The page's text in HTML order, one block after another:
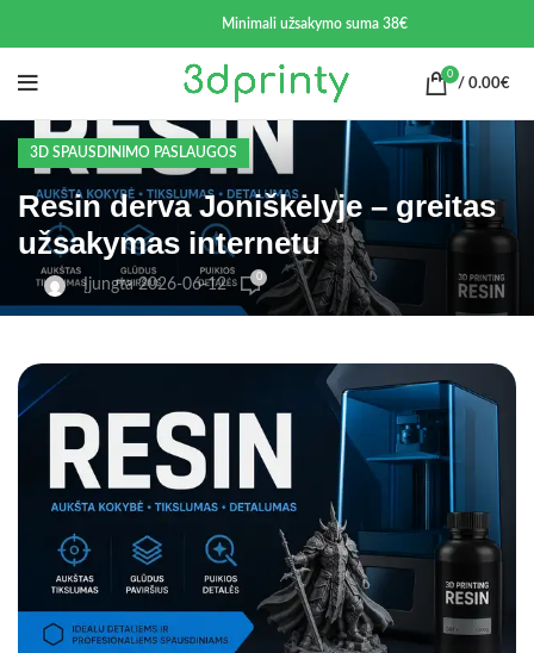
Minimali užsakymo suma 38€
0
/ 0.00€
3D SPAUSDINIMO PASLAUGOS
Resin derva Joniškėlyje – greitas
užsakymas internetu
Įjungta 2026-06-12 0